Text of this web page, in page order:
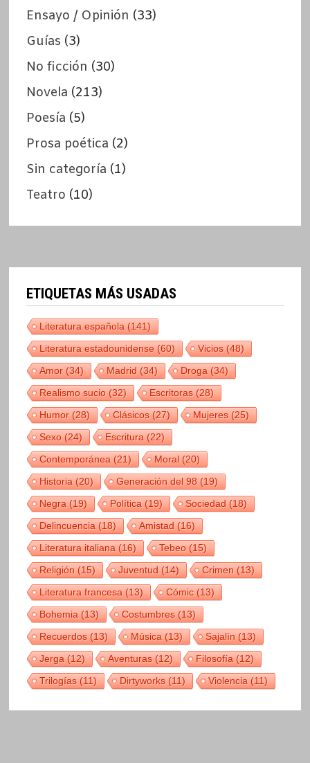
Ensayo / Opinión (33)
Guías (3)
No ficción (30)
Novela (213)
Poesía (5)
Prosa poética (2)
Sin categoría (1)
Teatro (10)
ETIQUETAS MÁS USADAS
Literatura española(141)
Literatura estadounidense(60) Vicios(48)
Amor(34) Madrid(34) Droga(34)
Realismo sucio(32) Escritoras(28)
Humor(28) Clásicos(27) Mujeres(25)
Sexo(24) Escritura(22)
Contemporánea(21) Moral(20)
Historia(20) Generación del 98(19)
Negra(19) Política(19) Sociedad(18)
Delincuencia(18) Amistad(16)
Literatura italiana(16) Tebeo(15)
Religión(15) Juventud(14) Crimen(13)
Literatura francesa(13) Cómic(13)
Bohemia(13) Costumbres(13)
Recuerdos(13) Música(13) Sajalín(13)
Jerga(12) Aventuras(12) Filosofía(12)
Trilogías(11) Dirtyworks(11) Violencia(11)